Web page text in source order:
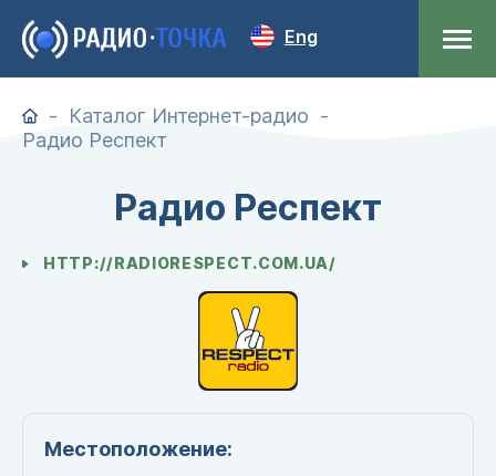
Eng
Каталог Интернет-радио
Радио Респект
Радио Респект
HTTP://RADIORESPECT.COM.UA/
Местоположение: